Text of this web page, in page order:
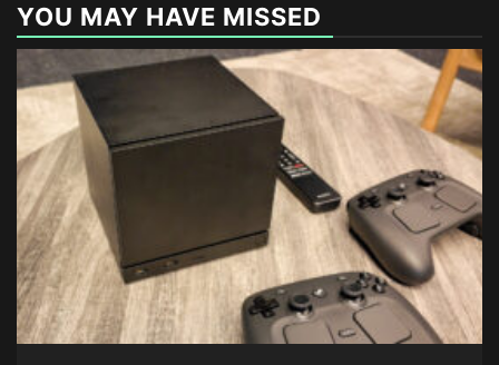
YOU MAY HAVE MISSED